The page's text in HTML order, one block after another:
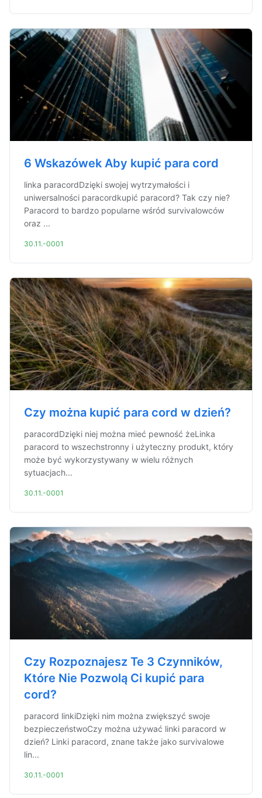
6 Wskazówek Aby kupić para cord
linka paracordDzięki swojej wytrzymałości i
uniwersalności paracordkupić paracord? Tak czy nie?
Paracord to bardzo popularne wśród survivalowców
oraz ...
30.11.-0001
Czy można kupić para cord w dzień?
paracordDzięki niej można mieć pewność żeLinka
paracord to wszechstronny i użyteczny produkt, który
może być wykorzystywany w wielu różnych
sytuacjach...
30.11.-0001
Czy Rozpoznajesz Te 3 Czynników,
Które Nie Pozwolą Ci kupić para
cord?
paracord linkiDzięki nim można zwiększyć swoje
bezpieczeństwoCzy można używać linki paracord w
dzień? Linki paracord, znane także jako survivalowe
lin...
30.11.-0001